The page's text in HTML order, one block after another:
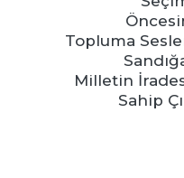
Topluma
Milletin
Sahip